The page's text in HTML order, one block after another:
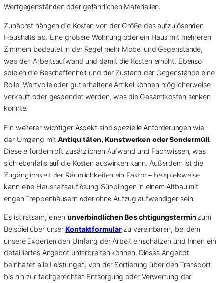
Wertgegenständen oder gefährlichen Materialien.
Zunächst hängen die Kosten von der Größe des aufzulösenden
Haushalts ab. Eine größere Wohnung oder ein Haus mit mehreren
Zimmern bedeutet in der Regel mehr Möbel und Gegenstände,
was den Arbeitsaufwand und damit die Kosten erhöht. Ebenso
spielen die Beschaffenheit und der Zustand der Gegenstände eine
Rolle. Wertvolle oder gut erhaltene Artikel können möglicherweise
verkauft oder gespendet werden, was die Gesamtkosten senken
könnte.
Ein weiterer wichtiger Aspekt sind spezielle Anforderungen wie
der Umgang mit Antiquitäten, Kunstwerken oder Sondermüll.
Diese erfordern oft zusätzlichen Aufwand und Fachwissen, was
sich ebenfalls auf die Kosten auswirken kann. Außerdem ist die
Zugänglichkeit der Räumlichkeiten ein Faktor – beispielsweise
kann eine Haushaltsauflösung Süpplingen in einem Altbau mit
engen Treppenhäusern oder ohne Aufzug aufwendiger sein.
Es ist ratsam, einen unverbindlichen Besichtigungstermin zum
Beispiel über unserKontaktformularzu vereinbaren, bei dem
unsere Experten den Umfang der Arbeit einschätzen und Ihnen ein
detailliertes Angebot unterbreiten können. Dieses Angebot
beinhaltet alle Leistungen, von der Sortierung über den Transport
bis hin zur fachgerechten Entsorgung oder Verwertung der